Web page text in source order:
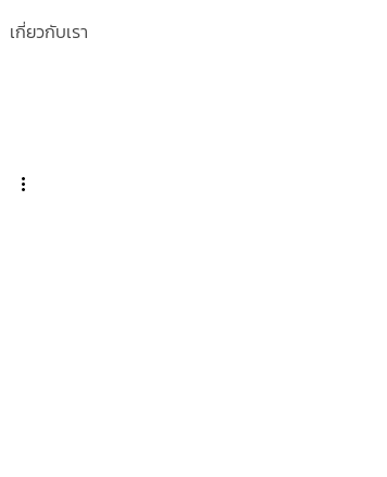
เกี่ยวกับเรา